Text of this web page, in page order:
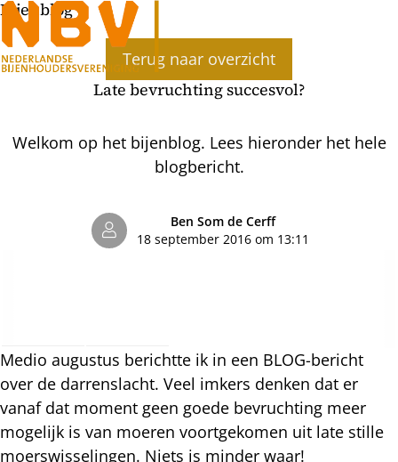
Bijenblog
Terug naar overzicht
Late bevruchting succesvol?
Welkom op het bijenblog. Lees hieronder het hele
blogbericht.
Ben Som de Cerff
18 september 2016 om 13:11
Medio augustus berichtte ik in een BLOG-bericht
over de darrenslacht. Veel imkers denken dat er
vanaf dat moment geen goede bevruchting meer
mogelijk is van moeren voortgekomen uit late stille
moerswisselingen. Niets is minder waar!